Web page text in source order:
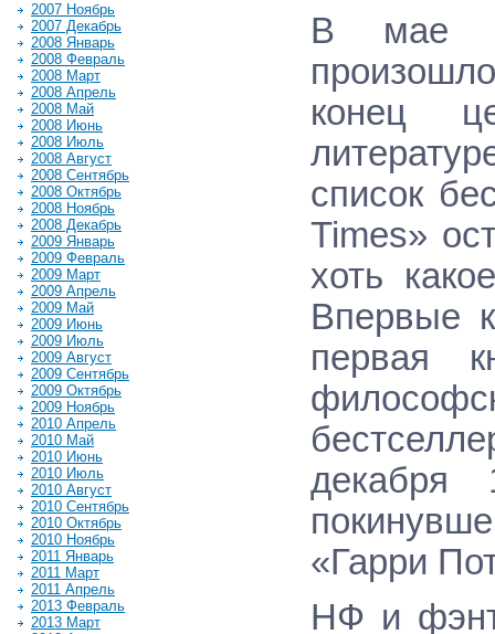
2007 Ноябрь
2007 Декабрь
2008 Январь
2008 Февраль
2008 Март
2008 Апрель
2008 Май
2008 Июнь
2008 Июль
2008 Август
2008 Сентябрь
2008 Октябрь
2008 Ноябрь
2008 Декабрь
2009 Январь
2009 Февраль
2009 Март
2009 Апрель
2009 Май
2009 Июнь
2009 Июль
2009 Август
2009 Сентябрь
2009 Октябрь
2009 Ноябрь
2010 Апрель
2010 Май
2010 Июнь
2010 Июль
2010 Август
2010 Сентябрь
2010 Октябрь
2010 Ноябрь
2011 Январь
2011 Март
2011 Апрель
2013 Февраль
2013 Март
В мае
конец
список
Times»
хоть
Впервые
первая
декабря
«Гарри
НФ и